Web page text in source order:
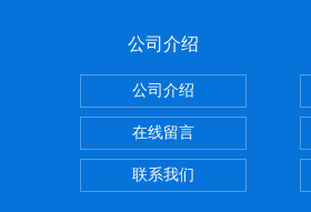
公司介绍
公司介绍
在线留言
联系我们